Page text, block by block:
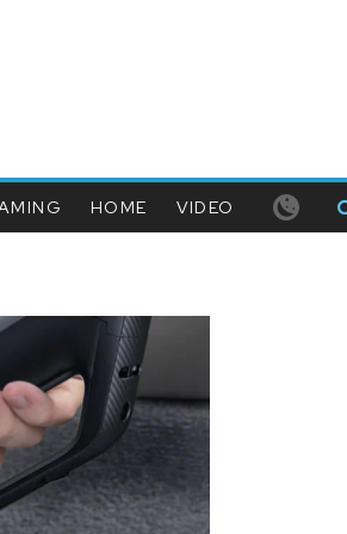
HOME VIDEO